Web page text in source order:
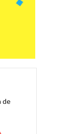
de